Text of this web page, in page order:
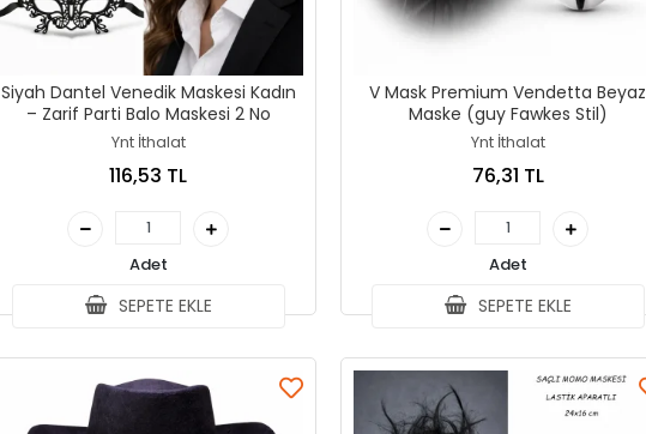
Siyah Dantel Venedik Maskesi Kadın
– Zarif Parti Balo Maskesi 2 No
Ynt İthalat
116,53 TL
Adet
SEPETE EKLE
V Mask Premium Vendetta Beyaz
Maske (guy Fawkes Stil)
Ynt İthalat
76,31 TL
Adet
SEPETE EKLE